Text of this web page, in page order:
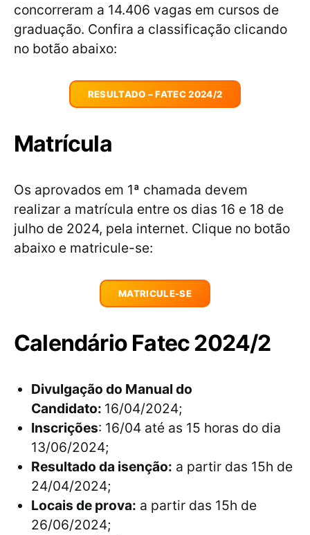
concorreram a 14.406 vagas em cursos de
graduação. Confira a classificação clicando
no botão abaixo:
RESULTADO – FATEC 2024/2
Matrícula
Os aprovados em 1ª chamada devem
realizar a matrícula entre os dias 16 e 18 de
julho de 2024, pela internet. Clique no botão
abaixo e matricule-se:
MATRICULE-SE
Calendário Fatec 2024/2
Divulgação do Manual do
Candidato: 16/04/2024;
Inscrições: 16/04 até as 15 horas do dia
13/06/2024;
Resultado da isenção: a partir das 15h de
24/04/2024;
Locais de prova: a partir das 15h de
26/06/2024;